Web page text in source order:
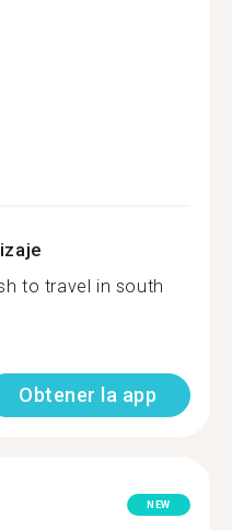
to travel in south
Obtener la app
NEW